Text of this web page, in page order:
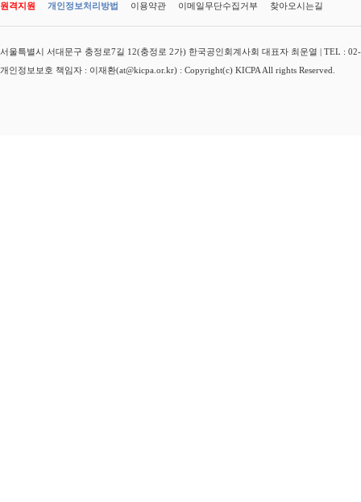
원격지원 개인정보처리방법 이용약관 이메일무단수집거부 찾아오시는길
서울특별시 서대문구 충정로7길 12(충정로 2가) 한국공인회계사회 대표자 최운열 | TEL :
개인정보보호 책임자 : 이재환(at@kicpa.or.kr) : Copyright(c) KICPA All rights Reserved.